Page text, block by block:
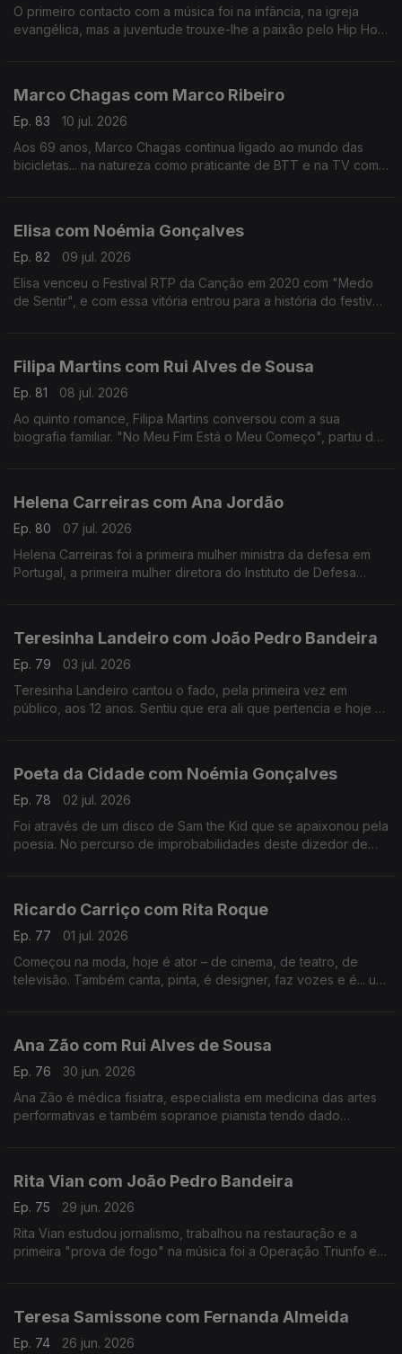
O primeiro contacto com a música foi na infância, na igreja
evangélica, mas a juventude trouxe-lhe a paixão pelo Hip Hop
Marco Chagas com Marco Ribeiro
Ep. 83
10 jul. 2026
Aos 69 anos, Marco Chagas continua ligado ao mundo das
bicicletas... na natureza como praticante de BTT e na TV como
Elisa com Noémia Gonçalves
Ep. 82
09 jul. 2026
Elisa venceu o Festival RTP da Canção em 2020 com "Medo
de Sentir", e com essa vitória entrou para a história do festival,
Filipa Martins com Rui Alves de Sousa
Ep. 81
08 jul. 2026
Ao quinto romance, Filipa Martins conversou com a sua
biografia familiar. "No Meu Fim Está o Meu Começo", partiu de
Helena Carreiras com Ana Jordão
Ep. 80
07 jul. 2026
Helena Carreiras foi a primeira mulher ministra da defesa em
Portugal, a primeira mulher diretora do Instituto de Defesa
Teresinha Landeiro com João Pedro Bandeira
Ep. 79
03 jul. 2026
Teresinha Landeiro cantou o fado, pela primeira vez em
público, aos 12 anos. Sentiu que era ali que pertencia e hoje é
Poeta da Cidade com Noémia Gonçalves
Ep. 78
02 jul. 2026
Foi através de um disco de Sam the Kid que se apaixonou pela
poesia. No percurso de improbabilidades deste dizedor de
Ricardo Carriço com Rita Roque
Ep. 77
01 jul. 2026
Começou na moda, hoje é ator – de cinema, de teatro, de
televisão. Também canta, pinta, é designer, faz vozes e é... um
Ana Zão com Rui Alves de Sousa
Ep. 76
30 jun. 2026
Ana Zão é médica fisiatra, especialista em medicina das artes
performativas e também sopranoe pianista tendo dado
Rita Vian com João Pedro Bandeira
Ep. 75
29 jun. 2026
Rita Vian estudou jornalismo, trabalhou na restauração e a
primeira "prova de fogo" na música foi a Operação Triunfo em
Teresa Samissone com Fernanda Almeida
Ep. 74 26 jun. 2026